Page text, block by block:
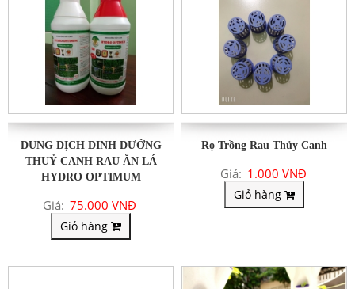
DUNG DỊCH DINH DƯỠNG
THUỶ CANH RAU ĂN LÁ
HYDRO OPTIMUM
Giá: 75.000 VNĐ
Giỏ hàng
Rọ Trồng Rau Thủy Canh
Giá: 1.000 VNĐ
Giỏ hàng